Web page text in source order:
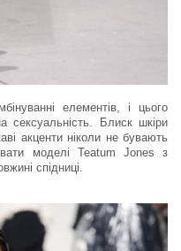
елементів, і цього
сексуальність. Блиск шкіри
акценти ніколи не бувають
моделі Teatum Jones з
спідниці.